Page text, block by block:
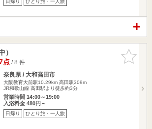
日帰り ひとり旅・一人旅
お気に入
りに追加
）
点/ 8 件
奈良県 / 大和高田市
大阪教育大前駅10.29km 高田駅309m
JR和歌山線 高田駅より徒歩約3分
営業時間 14:00～19:00
入浴料金 480円～
日帰り ひとり旅・一人旅